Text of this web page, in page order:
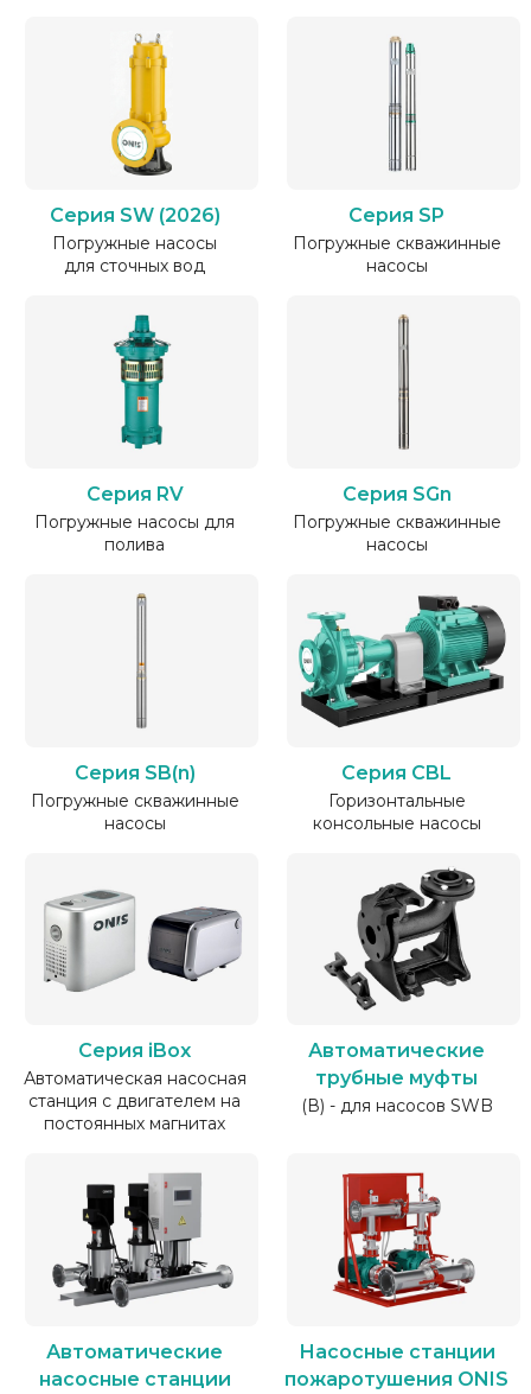
Серия SW (2026)
Погружные насосы
для сточных вод
Серия SP
Погружные скважинные
насосы
Серия RV
Погружные насосы для
полива
Серия SGn
Погружные скважинные
насосы
Серия SB(n)
Погружные скважинные
насосы
Серия CBL
Горизонтальные
консольные насосы
Серия iBox
Автоматическая насосная
станция с двигателем на
постоянных магнитах
Автоматические
трубные муфты
(В) - для насосов SWB
Автоматические
насосные станции
Насосные станции
пожаротушения ONIS